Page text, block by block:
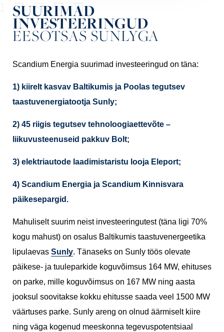
SUURIMAD
INVESTEERINGUD
EESOTSAS SUNLYGA
Scandium Energia suurimad investeeringud on täna:
1) kiirelt kasvav Baltikumis ja Poolas tegutsev
taastuvenergiatootja Sunly;
2) 45 riigis tegutsev tehnoloogiaettevõte –
liikuvusteenuseid pakkuv Bolt;
3) elektriautode laadimistaristu looja Eleport;
4) Scandium Energia ja Scandium Kinnisvara
päikesepargid.
Mahuliselt suurim neist investeeringutest (täna ligi 70%
kogu mahust) on osalus Baltikumis taastuvenergeetika
lipulaevas Sunly. Tänaseks on Sunly töös olevate
päikese- ja tuuleparkide koguvõimsus 164 MW, ehituses
on parke, mille koguvõimsus on 167 MW ning aasta
jooksul soovitakse kokku ehitusse saada veel 1500 MW
väärtuses parke. Sunly areng on olnud äärmiselt kiire
ning väga kogenud meeskonna tegevuspotentsiaal